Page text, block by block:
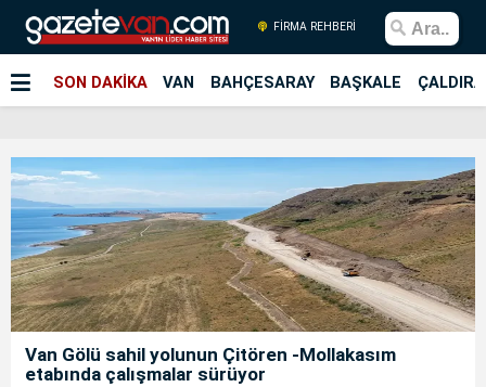
FİRMA REHBERİ
SON DAKİKA VAN BAHÇESARAY BAŞKALE
Van Gölü sahil yolunun Çitören -Mollakasım
etabında çalışmalar sürüyor